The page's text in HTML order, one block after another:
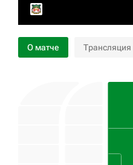
О матче Трансляция